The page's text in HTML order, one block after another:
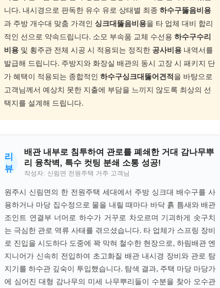
니다. 내시경으로 판독한 유수 유로 상태별 최종 하수구뚫음비용
과 주방 개수대 맞춤 가격인 싱크대뚫음비용을 타 업체 대비 합리
적인 선으로 약속드립니다. 소모 부속품 교체 수선용 하수구수리
비용및 횡주관 전체 시공 시 적용되는 정직한 공사비용내역서를
발급해 드립니다. 주방지와 화장실 배관의 동시 고장 시 패키지 단
가 혜택이 적용되는 종합적인 하수구싱크대뚫어견적 을 바탕으로
고객님께서 예상치 못한 지출에 부담을 느끼지 않도록 최상의 선
택지를 설계해 드립니다.
리
뷰
배관 내부로 침투하여 관로를 폐쇄한 거대 감나무뿌
리 융착벽, 특수 컷팅 분쇄 소통 성공!
작성자: 신림면 전원주택 거주 고객님
원주시 신림면의 한 전원주택 세대에서 주방 싱크대 배수구를 사
용하거나 마당 집수정으로 물을 내릴 때마다 바닥 흙 틈새와 배관
조인트 연결부 너머로 하수가 거꾸로 차오르며 기괴하게 솟구치
는 극심한 관로 역류 사태를 겪으셨습니다. 타 업체가 스프링 장비
로 진입을 시도하다 도중에 꽉 막혀 철수한 현장으로, 하림배관 엔
지니어가 신속히 전입하여 초고화질 배관 내시경 장비와 관로 탐
지기를 하수관 깊숙이 투입했습니다. 탐색 결과, 주택 마당 마당가
에 심어진 대형 감나무의 미세 나무뿌리들이 수분을 찾아 오수관